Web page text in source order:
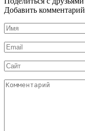
Добавить комментарий
Имя
*
Email
*
Сайт
Комментарий